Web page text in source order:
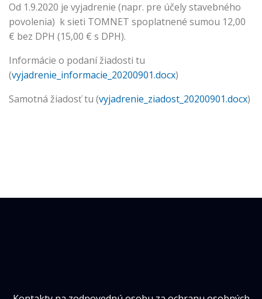
Od 1.9.2020 je vyjadrenie (napr. pre účely stavebného
povolenia) k sieti TOMNET spoplatnené sumou 12,00
€ bez DPH (15,00 € s DPH).
Informácie o podaní žiadosti tu
(vyjadrenie_informacie_20200901.docx)
Samotná žiadosť tu (vyjadrenie_ziadost_20200901.docx)